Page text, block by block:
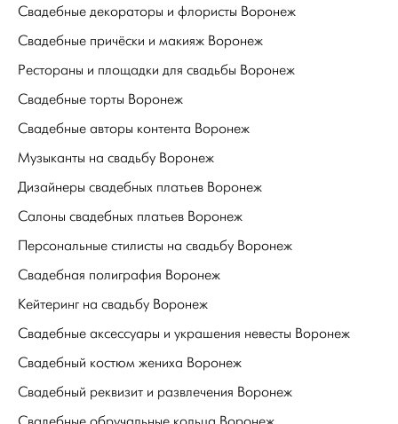
Свадебные декораторы и флористы Воронеж
Свадебные причёски и макияж Воронеж
Рестораны и площадки для свадьбы Воронеж
Свадебные торты Воронеж
Свадебные авторы контента Воронеж
Музыканты на свадьбу Воронеж
Дизайнеры свадебных платьев Воронеж
Салоны свадебных платьев Воронеж
Персональные стилисты на свадьбу Воронеж
Свадебная полиграфия Воронеж
Кейтеринг на свадьбу Воронеж
Свадебные аксессуары и украшения невесты Воронеж
Свадебный костюм жениха Воронеж
Свадебный реквизит и развлечения Воронеж